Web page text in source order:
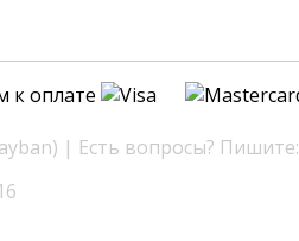
к оплате
| Есть вопросы? Пишите: